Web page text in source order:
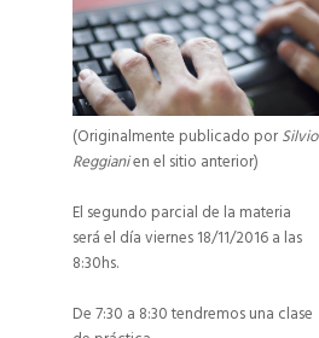
(Originalmente publicado porSilvio
Reggianien el sitio anterior)
El segundo parcial de la materia
será el día viernes 18/11/2016 a las
8:30hs.
De 7:30 a 8:30 tendremos una clase